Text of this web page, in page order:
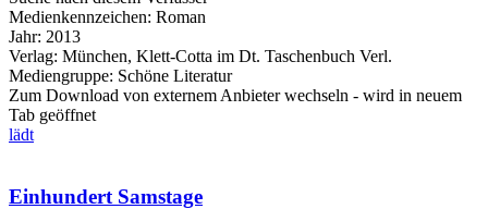
Medienkennzeichen: Roman
Jahr: 2013
Verlag: München, Klett-Cotta im Dt. Taschenbuch Verl.
Mediengruppe: Schöne Literatur
Zum Download von externem Anbieter wechseln - wird in neuem
Tab geöffnet
lädt
Einhundert Samstage